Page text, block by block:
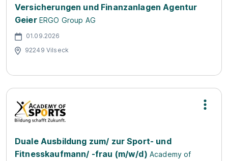
Versicherungen und Finanzanlagen Agentur
Geier ERGO Group AG
01.09.2026
92249 Vilseck
Duale Ausbildung zum/ zur Sport- und
Fitnesskaufmann/ -frau (m/w/d) Academy of